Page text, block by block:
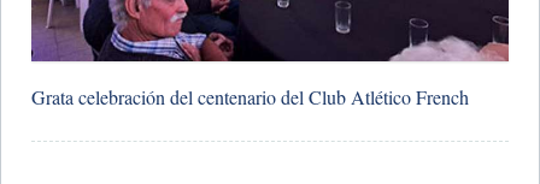
​Grata celebración del centenario del Club Atlético French